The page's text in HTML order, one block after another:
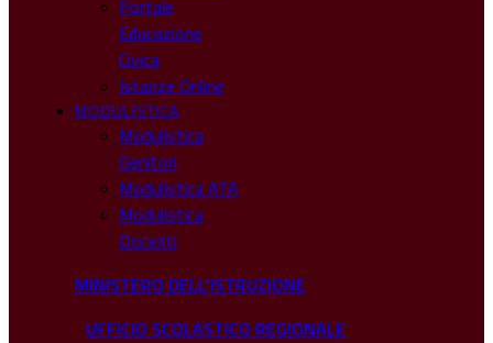
Portale
Educazione
Civica
Istanze Online
MODULISTICA
Modulistica
Genitori
Modulistica ATA
Modulistica
Docenti
MINISTERO DELL'ISTRUZIONE
UFFICIO SCOLASTICO REGIONALE